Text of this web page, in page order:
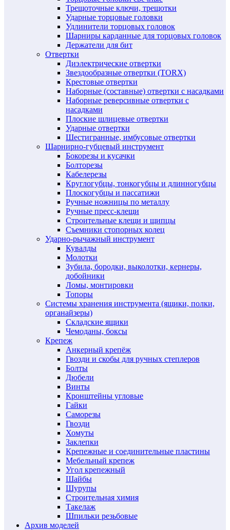
Трещоточные ключи, трещотки
Ударные торцовые головки
Удлинители торцовых головок
Шарниры карданные для торцовых головок
Держатели для бит
Отвертки
Диэлектрические отвертки
Звездообразные отвертки (TORX)
Крестовые отвертки
Наборные (составные) отвертки с насадками
Наборные реверсивные отвертки с
насадками
Плоские шлицевые отвертки
Ударные отвертки
Шестигранные, имбусовые отвертки
Шарнирно-губцевый инструмент
Бокорезы и кусачки
Болторезы
Кабелерезы
Круглогубцы, тонкогубцы и длинногубцы
Плоскогубцы и пассатижи
Ручные ножницы по металлу
Ручные пресс-клещи
Строительные клещи и щипцы
Съемники стопорных колец
Ударно-рычажный инструмент
Кувалды
Молотки
Зубила, бородки, выколотки, кернеры,
добойники
Ломы, монтировки
Топоры
Системы хранения инструмента (ящики, полки,
органайзеры)
Складские ящики
Чемоданы, боксы
Крепеж
Анкерный крепёж
Гвозди и скобы для ручных степлеров
Болты
Дюбели
Винты
Кронштейны угловые
Гайки
Саморезы
Гвозди
Хомуты
Заклепки
Крепежные и соединительные пластины
Мебельный крепеж
Угол крепежный
Шайбы
Шурупы
Строительная химия
Такелаж
Шпильки резьбовые
Архив моделей